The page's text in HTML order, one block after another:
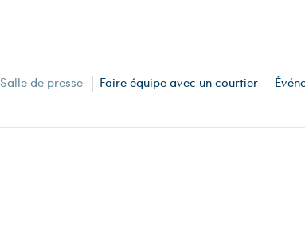
Salle de presse Faire équipe avec un courtier